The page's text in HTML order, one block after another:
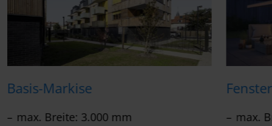
Basis-Markise
max. Breite: 3.000 mm
max.